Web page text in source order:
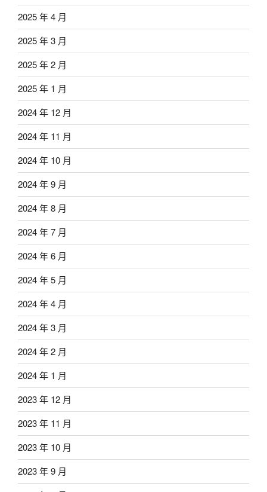
2025 年 4 月
2025 年 3 月
2025 年 2 月
2025 年 1 月
2024 年 12 月
2024 年 11 月
2024 年 10 月
2024 年 9 月
2024 年 8 月
2024 年 7 月
2024 年 6 月
2024 年 5 月
2024 年 4 月
2024 年 3 月
2024 年 2 月
2024 年 1 月
2023 年 12 月
2023 年 11 月
2023 年 10 月
2023 年 9 月